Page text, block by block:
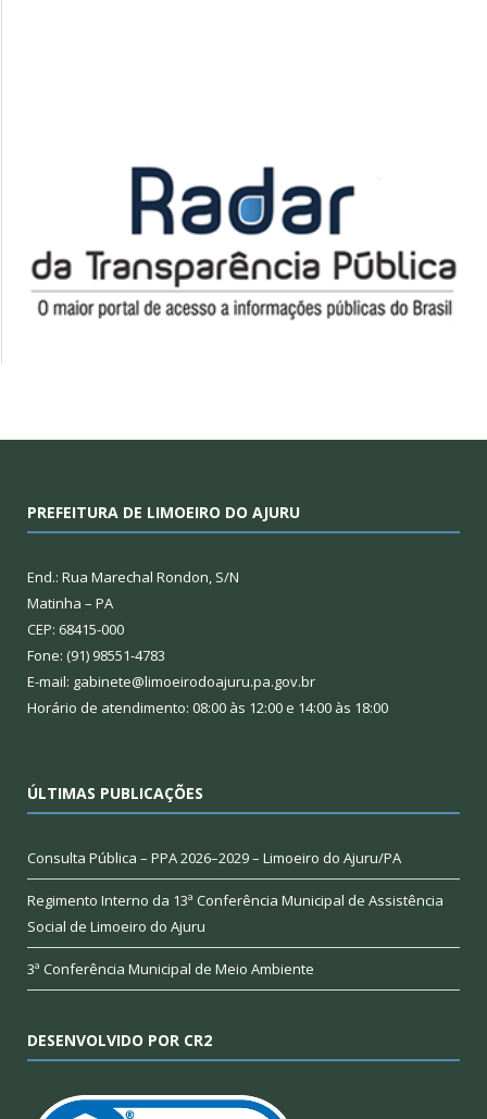
PREFEITURA DE LIMOEIRO DO AJURU
End.: Rua Marechal Rondon, S/N
Matinha – PA
CEP: 68415-000
Fone: (91) 98551-4783
E-mail: gabinete@limoeirodoajuru.pa.gov.br
Horário de atendimento: 08:00 às 12:00 e 14:00 às 18:00
ÚLTIMAS PUBLICAÇÕES
Consulta Pública – PPA 2026–2029 – Limoeiro do Ajuru/PA
Regimento Interno da 13ª Conferência Municipal de Assistência
Social de Limoeiro do Ajuru
3ª Conferência Municipal de Meio Ambiente
DESENVOLVIDO POR CR2